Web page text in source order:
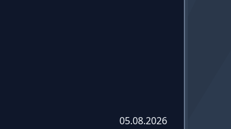
05.08.2026